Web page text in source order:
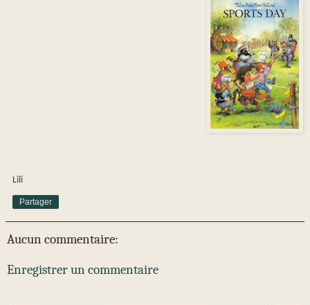
Lili
Partager
Aucun commentaire:
Enregistrer un commentaire